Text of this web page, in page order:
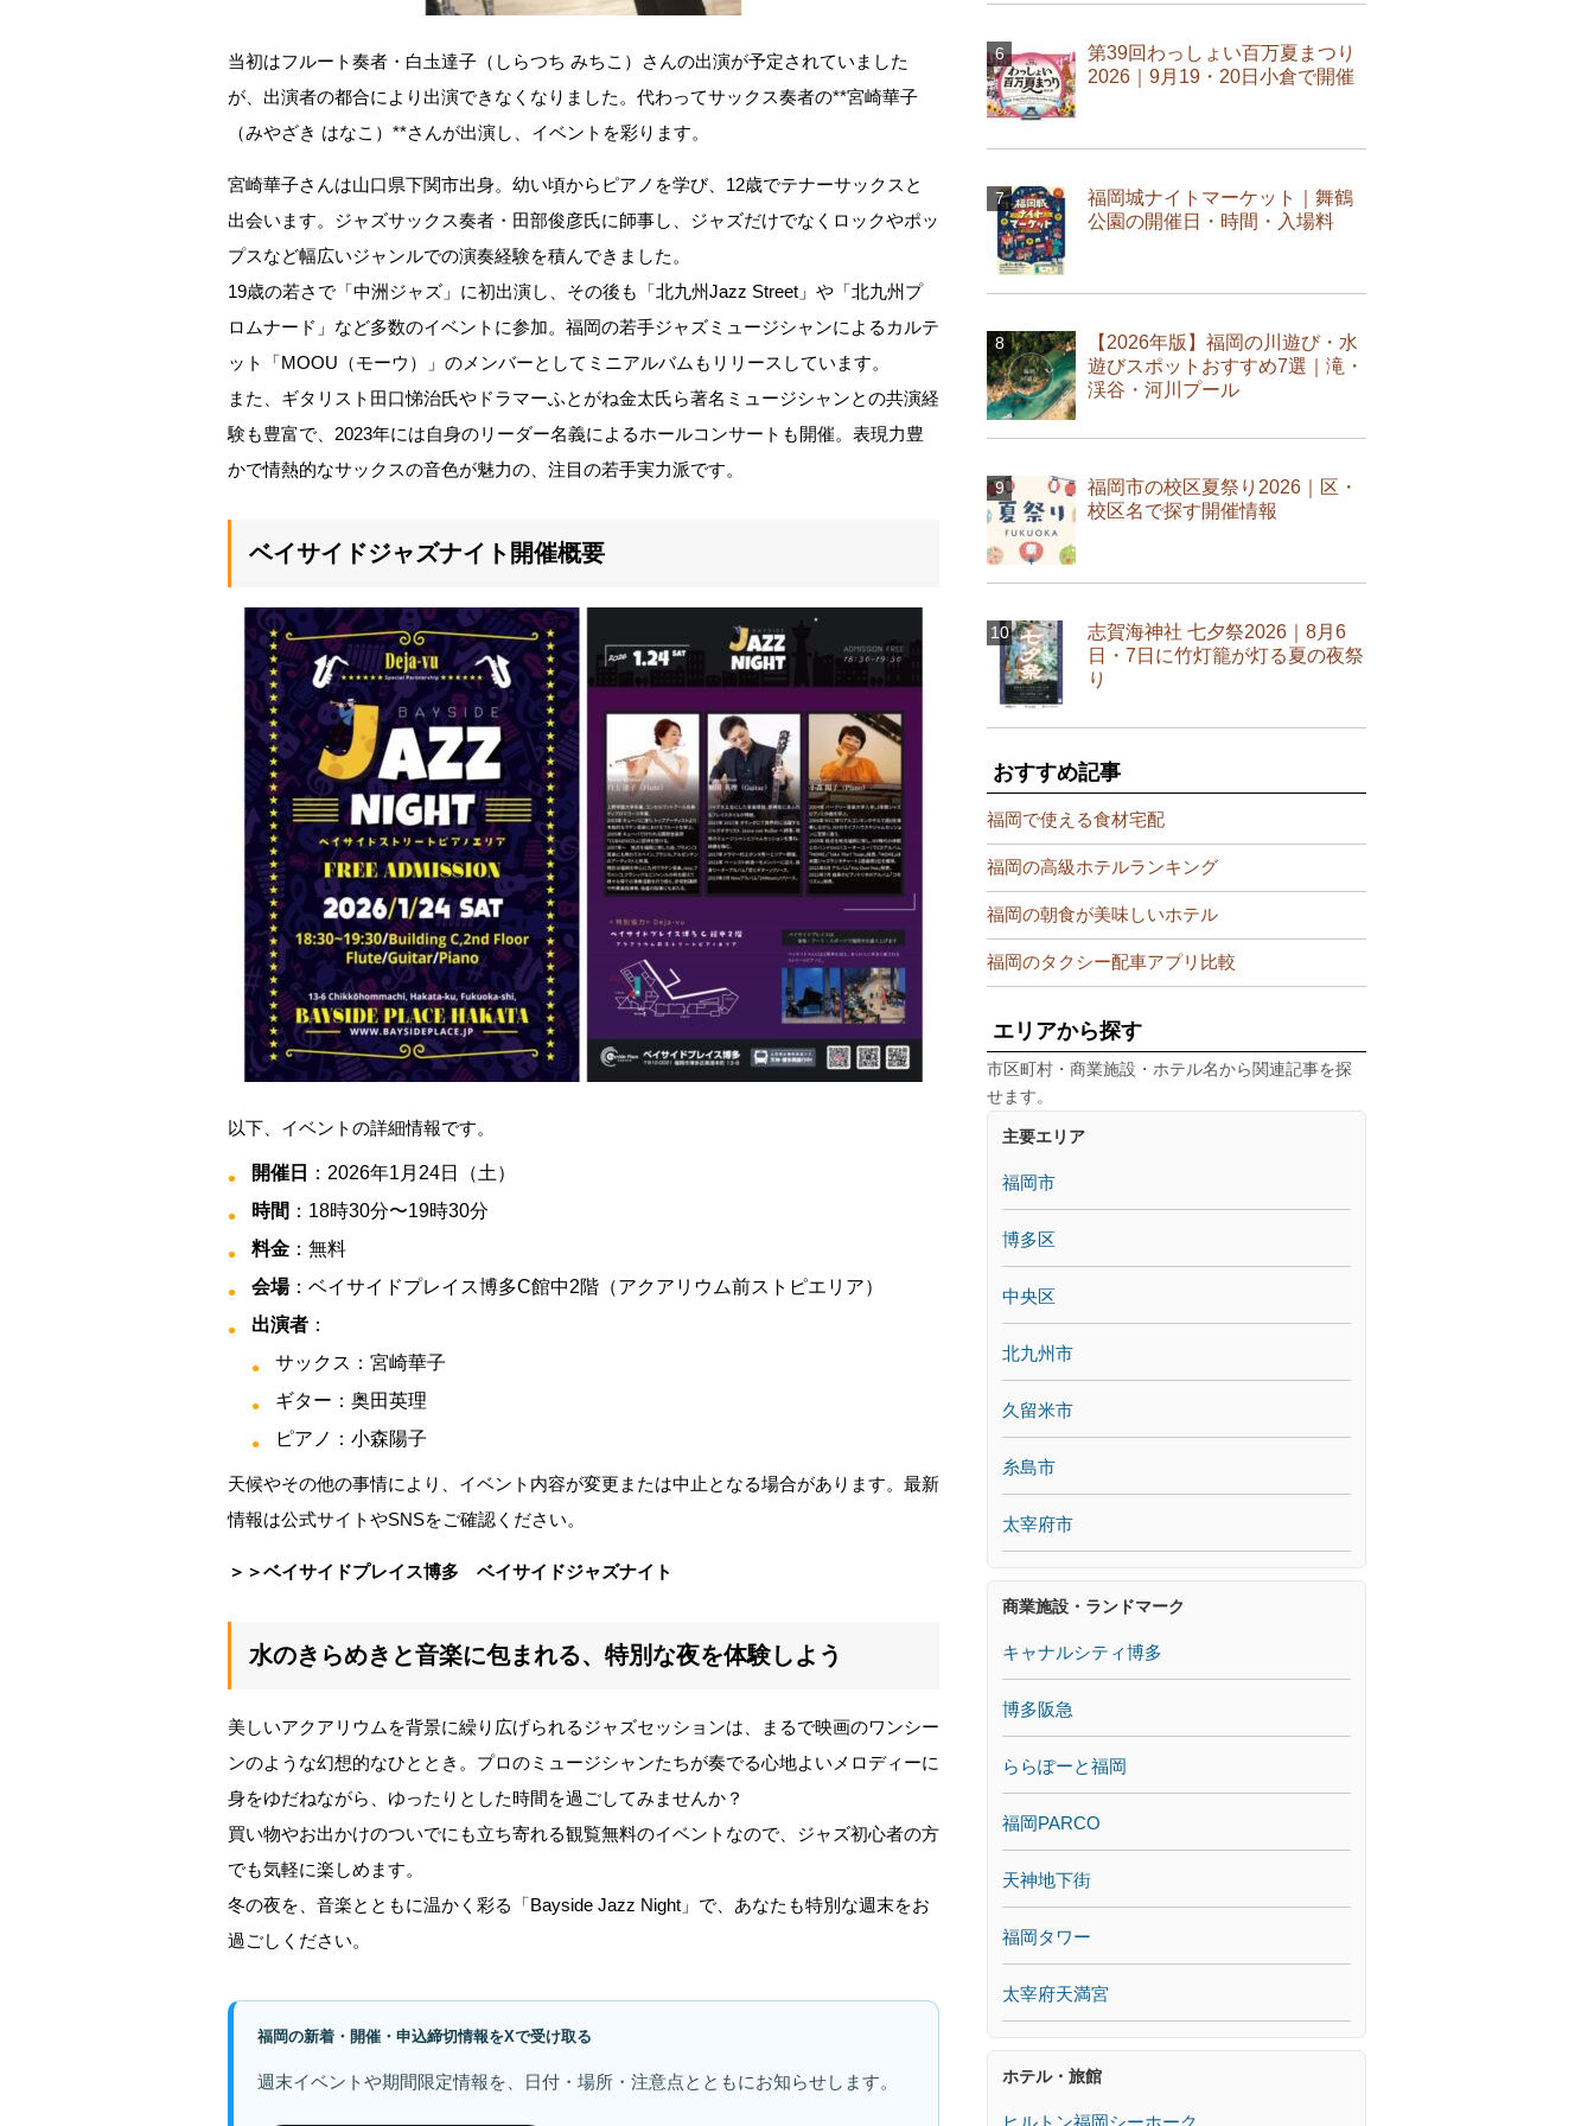
当初はフルート奏者・白圡達子（しらつち みちこ）さんの出演が予定されていました
が、出演者の都合により出演できなくなりました。代わってサックス奏者の**宮崎華子
（みやざき はなこ）**さんが出演し、イベントを彩ります。
宮崎華子さんは山口県下関市出身。幼い頃からピアノを学び、12歳でテナーサックスと
出会います。ジャズサックス奏者・田部俊彦氏に師事し、ジャズだけでなくロックやポッ
プスなど幅広いジャンルでの演奏経験を積んできました。
19歳の若さで「中洲ジャズ」に初出演し、その後も「北九州Jazz Street」や「北九州プ
ロムナード」など多数のイベントに参加。福岡の若手ジャズミュージシャンによるカルテ
ット「MOOU（モーウ）」のメンバーとしてミニアルバムもリリースしています。
また、ギタリスト田口悌治氏やドラマーふとがね金太氏ら著名ミュージシャンとの共演経
験も豊富で、2023年には自身のリーダー名義によるホールコンサートも開催。表現力豊
かで情熱的なサックスの音色が魅力の、注目の若手実力派です。
ベイサイドジャズナイト開催概要
以下、イベントの詳細情報です。
開催日
：2026年1月24日（土）
時間 ：18時30分〜19時30分
料金 ：無料
会場：ベイサイドプレイス博多C館中2階（アクアリウム前ストピエリア）
出演者 ：
サックス：宮崎華子
ギター：奥田英理
ピアノ：小森陽子
天候やその他の事情により、イベント内容が変更または中止となる場合があります。最新
情報は公式サイトやSNSをご確認ください。
＞＞ベイサイドプレイス博多 ベイサイドジャズナイト
水のきらめきと音楽に包まれる、特別な夜を体験しよう
美しいアクアリウムを背景に繰り広げられるジャズセッションは、まるで映画のワンシー
ンのような幻想的なひととき。プロのミュージシャンたちが奏でる心地よいメロディーに
身をゆだねながら、ゆったりとした時間を過ごしてみませんか？
買い物やお出かけのついでにも立ち寄れる観覧無料のイベントなので、ジャズ初心者の方
でも気軽に楽しめます。
冬の夜を、音楽とともに温かく彩る「Bayside Jazz Night」で、あなたも特別な週末をお
過ごしください。
福岡の新着・開催・申込締切情報をXで受け取る
週末イベントや期間限定情報を、日付・場所・注意点とともにお知らせします。
第39回わっしょい百万夏まつり
2026｜9月19・20日小倉で開催
福岡城ナイトマーケット｜舞鶴
公園の開催日・時間・入場料
【2026年版】福岡の川遊び・水
遊びスポットおすすめ7選｜滝・
渓谷・河川プール
福岡市の校区夏祭り2026｜区・
校区名で探す開催情報
志賀海神社 七夕祭2026｜8月6
日・7日に竹灯籠が灯る夏の夜祭
り
おすすめ記事
福岡で使える食材宅配
福岡の高級ホテルランキング
福岡の朝食が美味しいホテル
福岡のタクシー配車アプリ比較
エリアから探す
市区町村・商業施設・ホテル名から関連記事を探
せます。
主要エリア
福岡市
博多区
中央区
北九州市
久留米市
糸島市
太宰府市
商業施設・ランドマーク
キャナルシティ博多
博多阪急
ららぽーと福岡
福岡PARCO
天神地下街
福岡タワー
太宰府天満宮
ホテル・旅館
ヒルトン福岡シーホーク